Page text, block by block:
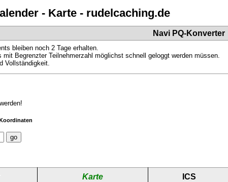
- Karte - rudelcaching.de
Navi PQ-Konverter
bleiben noch 2 Tage erhalten.
Begrenzter Teilnehmerzahl möglichst schnell geloggt werden müssen.
Vollständigkeit.
Karte ICS